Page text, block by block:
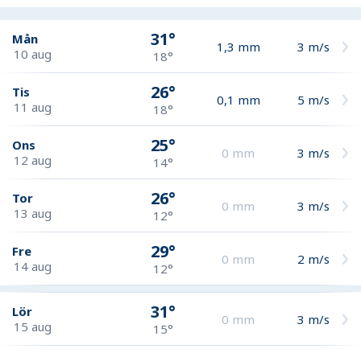
Mån
10 aug
31°
18°
1,3 mm 3 m/s
Tis
11 aug
26°
18°
0,1 mm 5 m/s
Ons
12 aug
25°
14°
0 mm 3 m/s
Tor
13 aug
26°
12°
0 mm 3 m/s
Fre
14 aug
29°
12°
0 mm 2 m/s
Lör
15 aug
31°
15°
0 mm 3 m/s